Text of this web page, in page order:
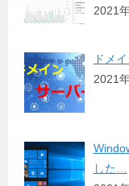
2021
ドメ
2021
した…